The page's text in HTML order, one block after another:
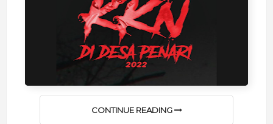
CONTINUE READING